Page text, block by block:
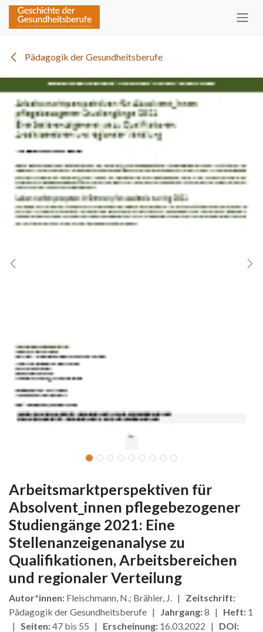
Zum Inhalt springen
Pädagogik der Gesundheitsberufe
Arbeitsmarktperspektiven für
Absolvent_innen pflegebezogener
Studiengänge 2021: Eine
Stellenanzeigenanalyse zu
Qualifikationen, Arbeitsbereichen
und regionaler Verteilung
Autor*innen: Fleischmann, N.; Brähler, J. | Zeitschrift:
Pädagogik der Gesundheitsberufe | Jahrgang:8 | Heft: 1
| Seiten:47 bis 55 | Erscheinung: 16.03.2022 | DOI: